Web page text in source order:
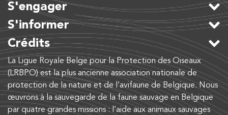
S'engager
S'informer
Crédits
La Ligue Royale Belge pour la Protection des Oiseaux
(LRBPO) est la plus ancienne association nationale de
protection de la nature et de l’avifaune de Belgique. Nous
œuvrons à la sauvegarde de la faune sauvage en Belgique
par quatre grandes missions : l’aide aux animaux sauvages